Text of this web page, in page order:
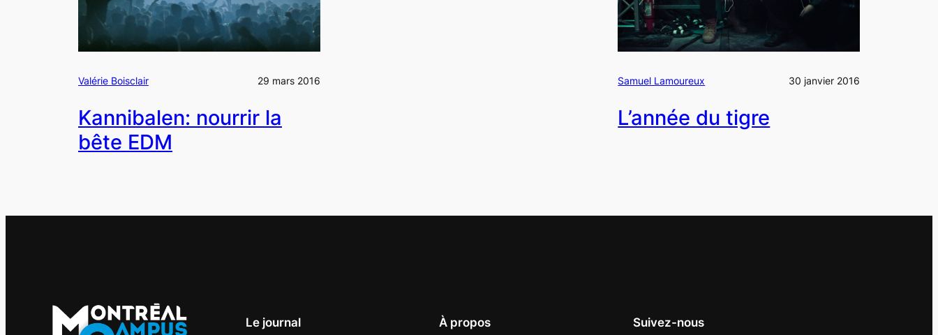
Valérie Boisclair 29 mars 2016
Kannibalen: nourrir la
bête EDM
Samuel Lamoureux 30 janvier 2016
L’année du tigre
Le journal À propos Suivez-nous